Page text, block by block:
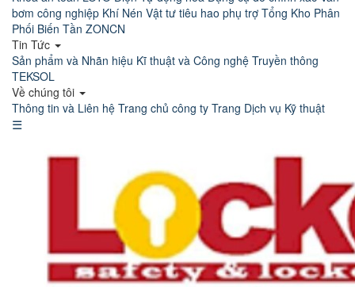
bơm công nghiệp Khí Nén Vật tư tiêu hao phụ trợ Tổng Kho Phân
Phối Biến Tần ZONCN
Tin Tức
Sản phẩm và Nhãn hiệu Kĩ thuật và Công nghệ Truyền thông
TEKSOL
Về chúng tôi
Thông tin và Liên hệ Trang chủ công ty Trang Dịch vụ Kỹ thuật
☰